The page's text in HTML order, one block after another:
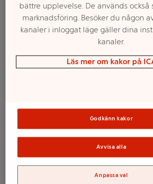
Energidryck
Strawberry
Lemonade
Celsius
Produktinformation
bättre upplevelse. De används också
marknadsföring. Besöker du någon
kanaler i inloggat läge gäller dina
kanaler.
Läs mer om kakor på
Godkänn kakor
Avvisa alla
Anpassa val